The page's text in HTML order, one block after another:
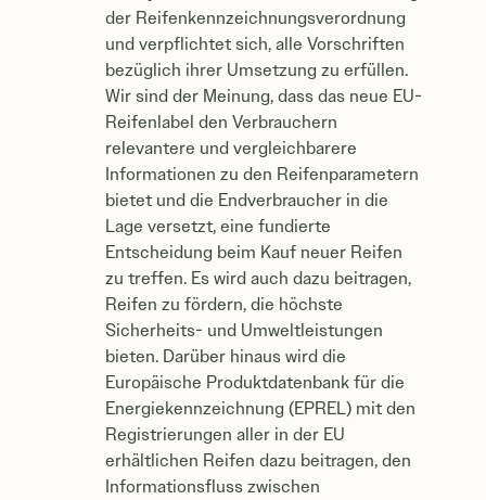
der Reifenkennzeichnungsverordnung
und verpflichtet sich, alle Vorschriften
bezüglich ihrer Umsetzung zu erfüllen.
Wir sind der Meinung, dass das neue EU-
Reifenlabel den Verbrauchern
relevantere und vergleichbarere
Informationen zu den Reifenparametern
bietet und die Endverbraucher in die
Lage versetzt, eine fundierte
Entscheidung beim Kauf neuer Reifen
zu treffen. Es wird auch dazu beitragen,
Reifen zu fördern, die höchste
Sicherheits- und Umweltleistungen
bieten. Darüber hinaus wird die
Europäische Produktdatenbank für die
Energiekennzeichnung (EPREL) mit den
Registrierungen aller in der EU
erhältlichen Reifen dazu beitragen, den
Informationsfluss zwischen